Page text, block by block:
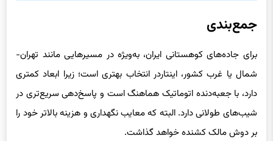
جمع‌بندی
برای جاده‌های کوهستانی ایران، به‌ویژه در مسیرهایی مانند تهران-
شمال یا غرب کشور، اینتاردر انتخاب بهتری است؛ زیرا ابعاد کمتری
دارد، با جعبه‌دنده اتوماتیک هماهنگ است و پاسخ‌دهی سریع‌تری در
شیب‌های طولانی دارد. البته که معایب نگهداری و هزینه بالاتر خود را
بر دوش مالک کشنده خواهد گذاشت.